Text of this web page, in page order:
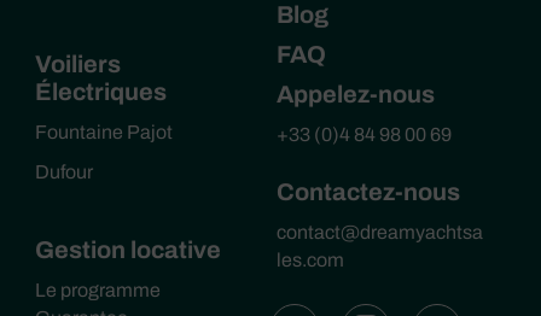
Voiliers
Électriques
Fountaine Pajot
Dufour
Gestion locative
Le programme
Blog
FAQ
Appelez-nous
+33 (0)4 84 98 00 69
Contactez-nous
contact@dreamyachtsa
les.com